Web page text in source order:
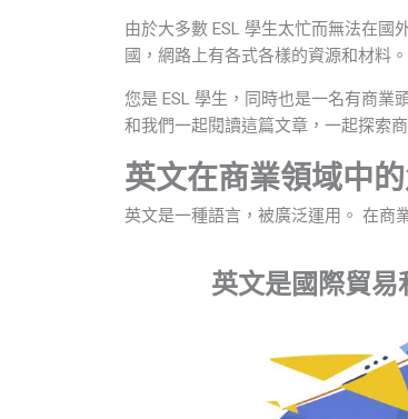
由於大多數 ESL 學生太忙而無法在
國，網路上有各式各樣的資源和材料
您是 ESL 學生，同時也是一名有商業
和我們一起閱讀這篇文章，一起探索
英文在商業領域中
英文是一種語言，被廣泛運用。 在商
英文是國際貿